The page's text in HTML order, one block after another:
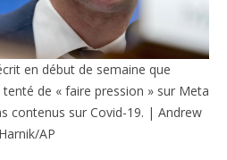
en début de semaine que
de « faire pression » sur Meta
contenus sur Covid-19. | Andrew
Harnik/AP